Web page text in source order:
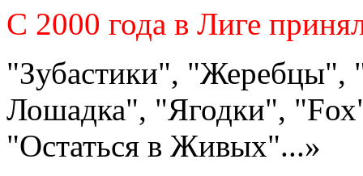
C 2000 года в Лиге
"Зубастики", "Жеребцы",
Лошадка", "Ягодки",
"Остаться в Живых"...»